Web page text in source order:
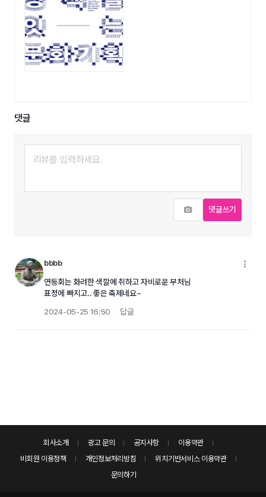
댓글
사진추가
댓글쓰기
bbbb
연등회는 화려한 색깔에 취하고 자비로운 부처님
표정에 빠지고.. 좋은 축제네요~
2024-05-25 16:50
답글
회사소개 광고 문의 공지사항
이용약관
비회원 이용정책
개인정보처리방침
위치기반서비스 이용약관
문의하기